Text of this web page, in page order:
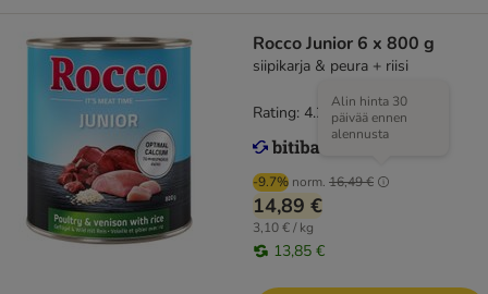
Rocco Junior 6 x 800 g
siipikarja & peura + riisi
-9.7% norm. 16,49 €
Alin hinta 30
päivää ennen
alennusta
14,89 €
3,10 € / kg
13,85 €
Rating: 4.2/5